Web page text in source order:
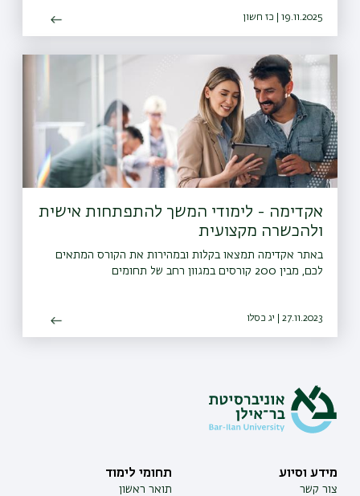
19.11.2025 | כז חשון
אקדימה - לימודי המשך להתפתחות אישית
ולהכשרה מקצועית
באתר אקדימה תמצאו בקלות ובמהירות את הקורס המתאים
לכם, מבין 200 קורסים במגוון רחב של תחומים
27.11.2023 | יג כסלו
מידע וסיוע
צור קשר
תחומי לימוד
תואר ראשון